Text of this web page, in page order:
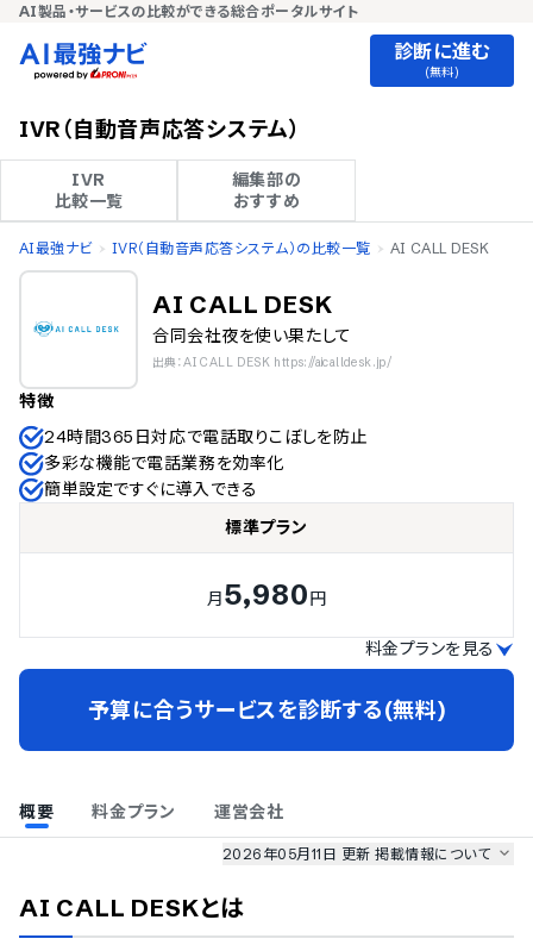
AI製品・サービスの比較ができる総合ポータルサイト
診断に進む
(無料)
IVR（自動音声応答システム）
IVR
比較一覧
編集部の
おすすめ
AI最強ナビ IVR（自動音声応答システム）の比較一覧 AI CALL DESK
AI CALL DESK
合同会社夜を使い果たして
出典：AI CALL DESK https://aicalldesk.jp/
特徴
24時間365日対応で電話取りこぼしを防止
多彩な機能で電話業務を効率化
簡単設定ですぐに導入できる
標準プラン
月5,980円
料金プランを見る
予算に合うサービスを診断する(無料)
概要 料金プラン 運営会社
2026年05月11日 更新掲載情報について
のサービス情報は、
のサービスデータを参照しています。
AI CALL DESKとは